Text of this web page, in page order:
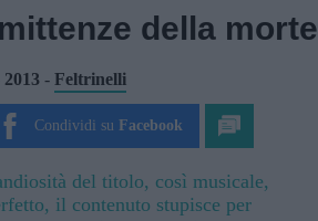
della morte
2013 - Feltrinelli
Condividi su Facebook
del titolo, così musicale,
il contenuto stupisce per